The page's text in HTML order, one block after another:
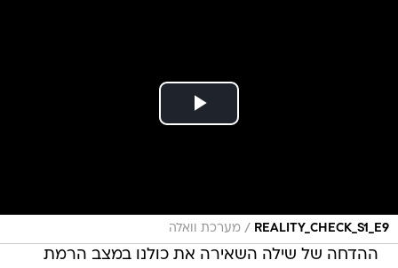
REALITY_CHECK_S1_E9
/ מערכת וואלה
ההדחה של שילה השאירה את כולנו במצב הרמת